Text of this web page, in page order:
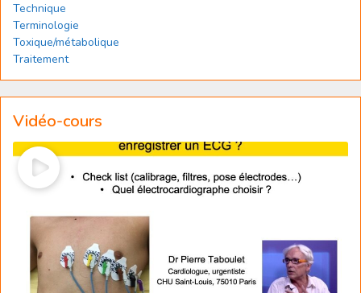
Technique
Terminologie
Toxique/métabolique
Traitement
Vidéo-cours